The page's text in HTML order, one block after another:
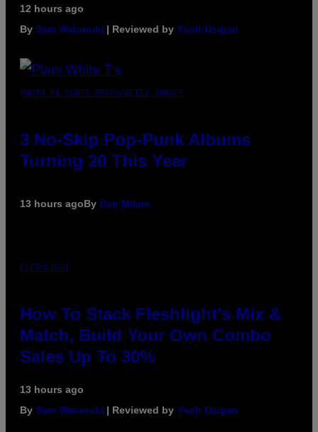
12 hours ago
By Sam Watanuki | Reviewed by Ysolt Usigan
PHOTO BY SCOTT GRIES/GETTY IMAGES
3 No-Skip Pop-Punk Albums
Turning 20 This Year
13 hours agoBy Dan Milam
FLESHLIGHT
How To Stack Fleshlight’s Mix &
Match, Build Your Own Combo
Sales Up To 30%
13 hours ago
By Sam Watanuki | Reviewed by Ysolt Usigan